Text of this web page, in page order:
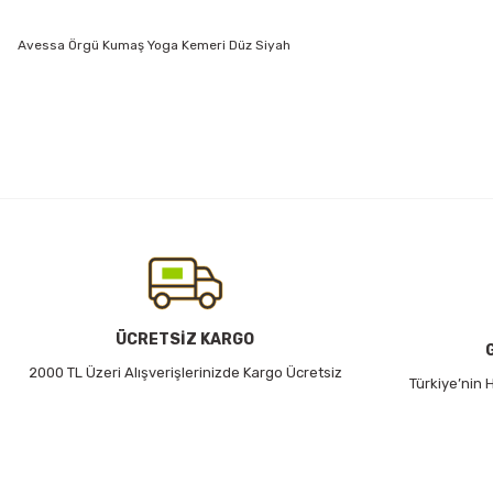
Avessa Örgü Kumaş Yoga Kemeri Düz Siyah
Ürün bilgilerinde hatalar bulunuyor.
Ürün fiyatı diğer sitelerden daha pahalı.
Bu ürüne benzer farklı alternatifler olmalı.
ÜCRETSİZ KARGO
2000 TL Üzeri Alışverişlerinizde Kargo Ücretsiz
Türkiye’nin